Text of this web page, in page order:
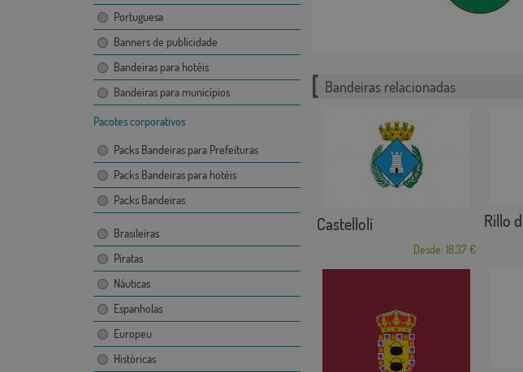
Portuguesa
Banners de publicidade
Bandeiras para hotéis
Bandeiras para municípios
Pacotes corporativos
Packs Bandeiras para Prefeituras
Packs Bandeiras para hotéis
Packs Bandeiras
Brasileiras
Piratas
Náuticas
Espanholas
Europeu
Históricas
Bandeiras relacionadas
Castellolí
Desde: 18,37 €
Rillo